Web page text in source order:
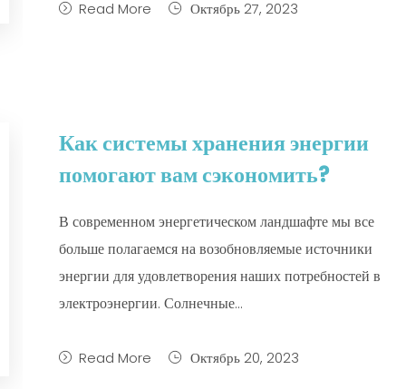
Read More Октябрь 27, 2023
Как системы хранения энергии
помогают вам сэкономить?
В современном энергетическом ландшафте мы все
больше полагаемся на возобновляемые источники
энергии для удовлетворения наших потребностей в
электроэнергии. Солнечные...
Read More Октябрь 20, 2023